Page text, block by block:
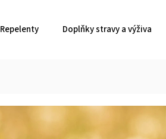
Repelenty Doplňky stravy a výživa